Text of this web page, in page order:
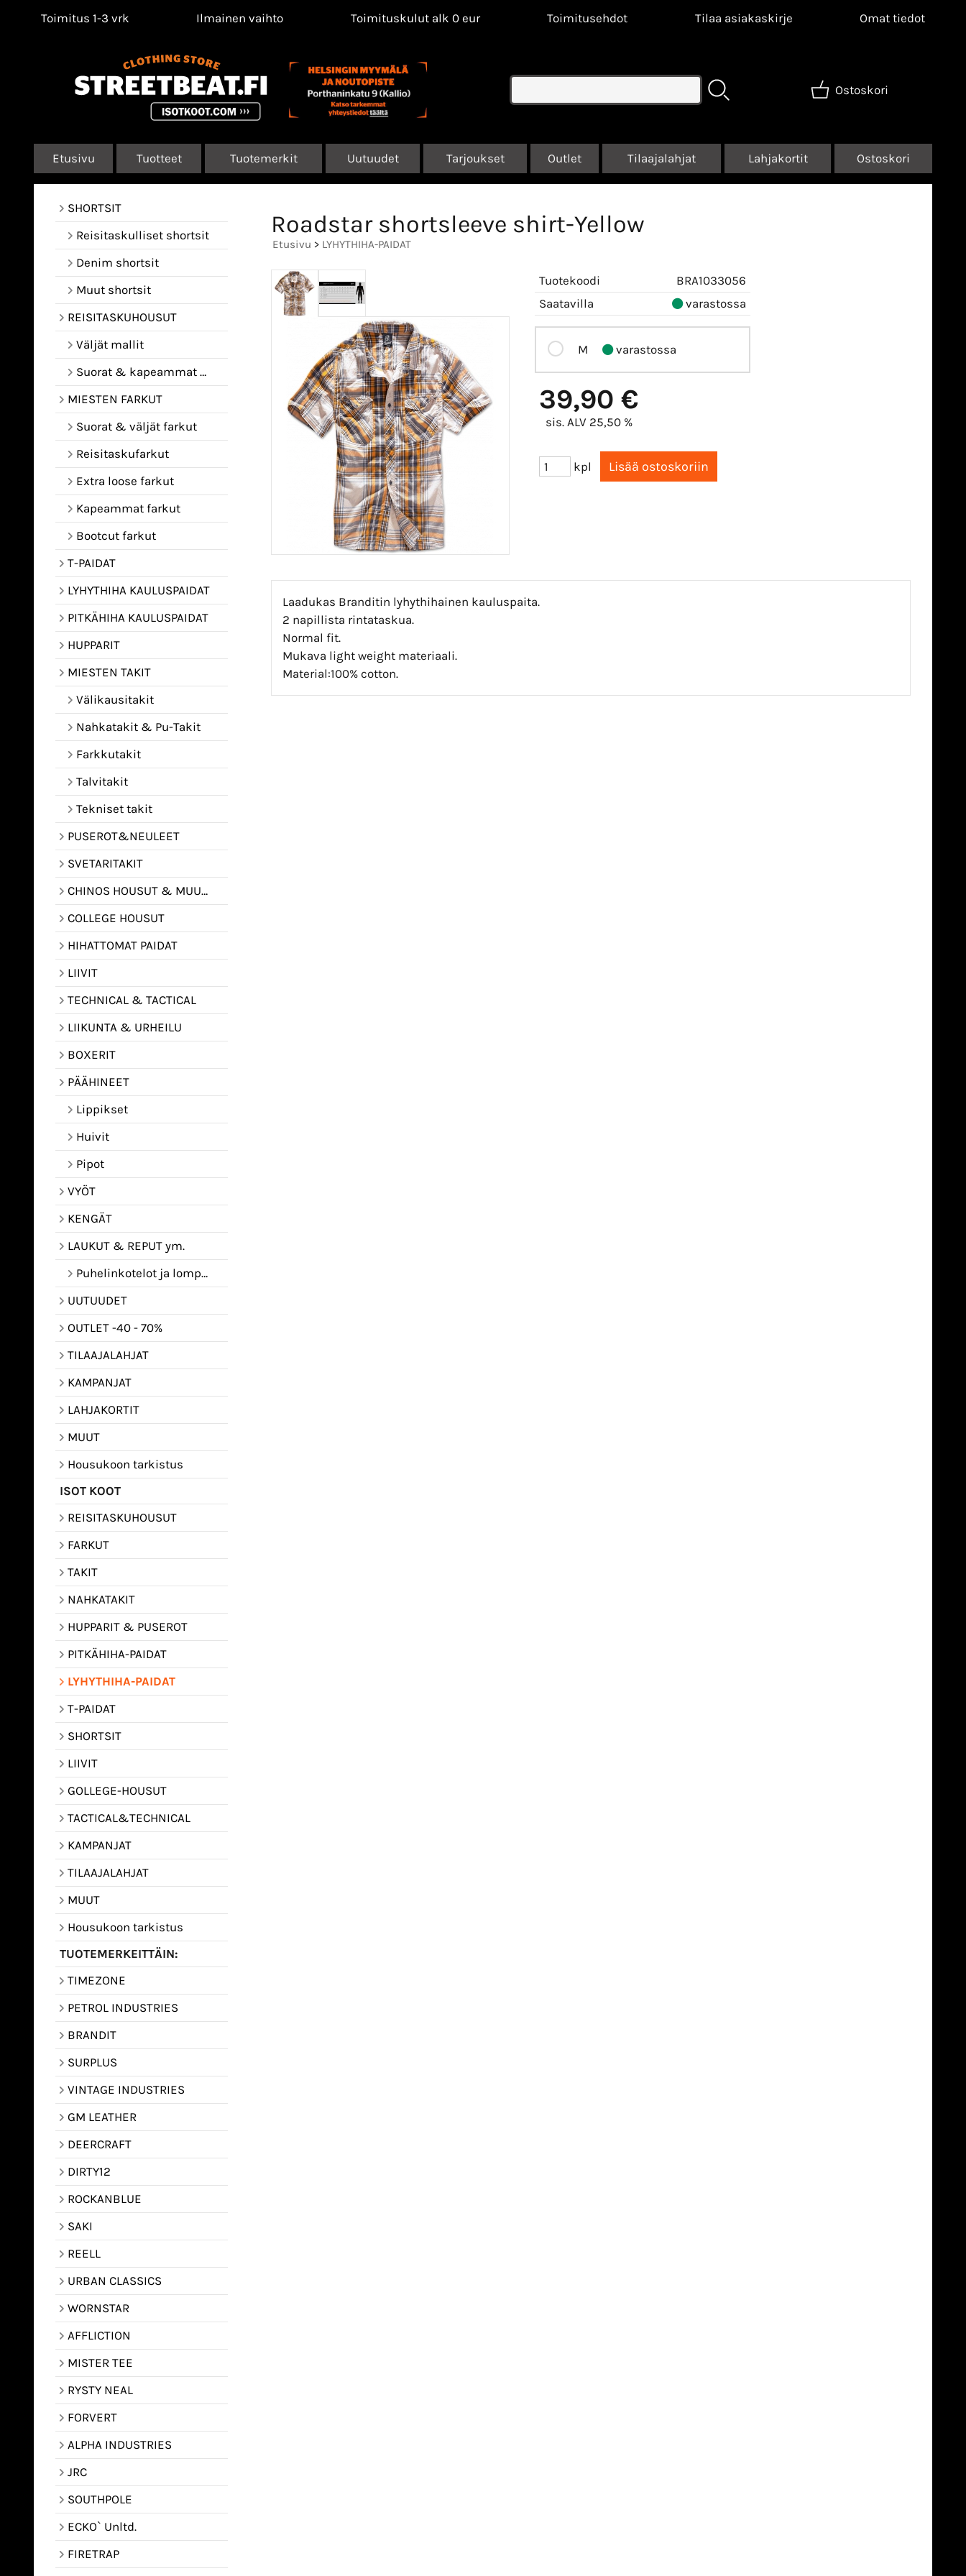
Toimitus 1-3 vrk Ilmainen vaihto Toimituskulut alk 0 eur Toimitusehdot Tilaa asiakaskirje Omat tiedot
Ostoskori
Etusivu Tuotteet Tuotemerkit Uutuudet Tarjoukset Outlet Tilaajalahjat Lahjakortit Ostoskori
SHORTSIT
Reisitaskulliset shortsit
Denim shortsit
Muut shortsit
REISITASKUHOUSUT
Väljät mallit
Suorat & kapeammat mallit
MIESTEN FARKUT
Suorat & väljät farkut
Reisitaskufarkut
Extra loose farkut
Kapeammat farkut
Bootcut farkut
T-PAIDAT
LYHYTHIHA KAULUSPAIDAT
PITKÄHIHA KAULUSPAIDAT
HUPPARIT
MIESTEN TAKIT
Välikausitakit
Nahkatakit & Pu-Takit
Farkkutakit
Talvitakit
Tekniset takit
PUSEROT&NEULEET
SVETARITAKIT
CHINOS HOUSUT & MUUT HOUSUT
COLLEGE HOUSUT
HIHATTOMAT PAIDAT
LIIVIT
TECHNICAL & TACTICAL
LIIKUNTA & URHEILU
BOXERIT
PÄÄHINEET
Lippikset
Huivit
Pipot
VYÖT
KENGÄT
LAUKUT & REPUT ym.
Puhelinkotelot ja lompakot
UUTUUDET
OUTLET -40 - 70%
TILAAJALAHJAT
KAMPANJAT
LAHJAKORTIT
MUUT
Housukoon tarkistus
ISOT KOOT
REISITASKUHOUSUT
FARKUT
TAKIT
NAHKATAKIT
HUPPARIT & PUSEROT
PITKÄHIHA-PAIDAT
LYHYTHIHA-PAIDAT
T-PAIDAT
SHORTSIT
LIIVIT
GOLLEGE-HOUSUT
TACTICAL&TECHNICAL
KAMPANJAT
TILAAJALAHJAT
MUUT
Housukoon tarkistus
TUOTEMERKEITTÄIN:
TIMEZONE
PETROL INDUSTRIES
BRANDIT
SURPLUS
VINTAGE INDUSTRIES
GM LEATHER
DEERCRAFT
DIRTY12
ROCKANBLUE
SAKI
REELL
URBAN CLASSICS
WORNSTAR
AFFLICTION
MISTER TEE
RYSTY NEAL
FORVERT
ALPHA INDUSTRIES
JRC
SOUTHPOLE
ECKO` Unltd.
FIRETRAP
Roadstar shortsleeve shirt-Yellow
Etusivu > LYHYTHIHA-PAIDAT
Tuotekoodi
BRA1033056
Saatavilla
varastossa
M varastossa
39,90 €
sis. ALV 25,50 %
kpl
Laadukas Branditin lyhythihainen kauluspaita.
2 napillista rintataskua.
Normal fit.
Mukava light weight materiaali.
Material:100% cotton.